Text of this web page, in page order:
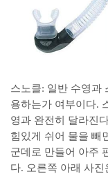
스노클: 일반 수영과
용하는가 여부이다.
영과 완전히 달라진
힘있게 쉬어 물을 빼
군데로 만들어 아주
다. 오른쪽 아래 사